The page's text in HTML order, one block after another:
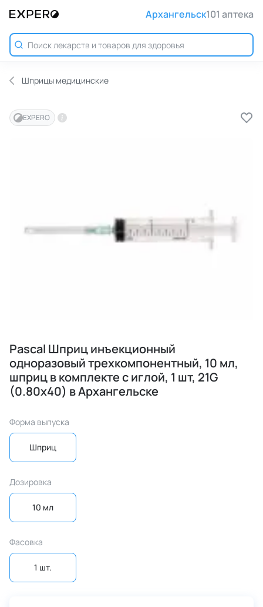
Архангельск101 аптека
Шприцы медицинские
EXPERO
Pascal Шприц инъекционный
одноразовый трехкомпонентный, 10 мл,
шприц в комплекте с иглой, 1 шт, 21G
(0.80х40) в Архангельске
Форма выпуска
Шприц
Дозировка
10 мл
Фасовка
1 шт.